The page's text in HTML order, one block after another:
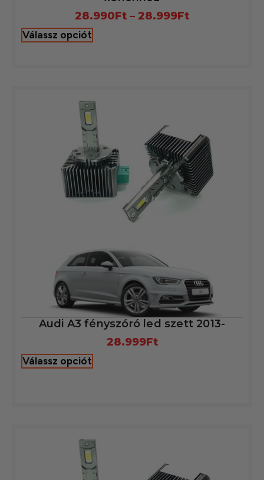
28.990Ft – 28.999Ft
Válassz opciót
Audi A3 fényszóró led szett 2013-
28.999Ft
Válassz opciót